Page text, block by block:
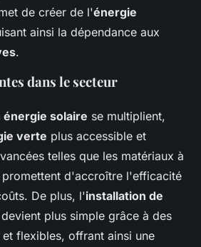
de créer de l'énergie
ainsi la dépendance aux
.
dans le secteur
solaire se multiplient,
verte plus accessible et
telles que les matériaux à
d'accroître l'efficacité
De plus, l'installation de
devient plus simple grâce à des
flexibles, offrant ainsi une